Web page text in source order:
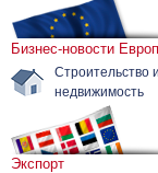
Бизнес-новости
Строительство и
недвижимость
Экспорт